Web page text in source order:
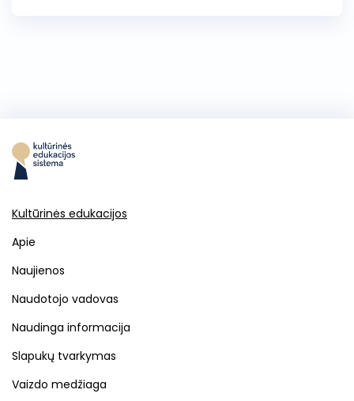
Kultūrinės edukacijos
Apie
Naujienos
Naudotojo vadovas
Naudinga informacija
Slapukų tvarkymas
Vaizdo medžiaga